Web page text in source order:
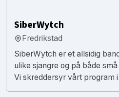
SiberWytch
Fredrikstad
SiberWytch er et allsidig
ulike sjangre og på både
Vi skreddersyr vårt program